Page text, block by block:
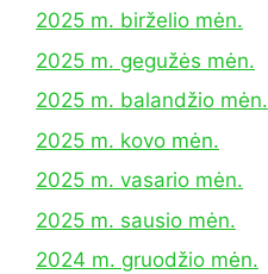
2025 m. birželio mėn.
2025 m. gegužės mėn.
2025 m. balandžio mėn.
2025 m. kovo mėn.
2025 m. vasario mėn.
2025 m. sausio mėn.
2024 m. gruodžio mėn.